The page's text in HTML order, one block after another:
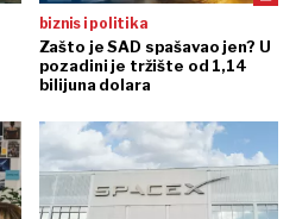
biznis i politika
Zašto je SAD spašavao jen? U
pozadini je tržište od 1,14
bilijuna dolara